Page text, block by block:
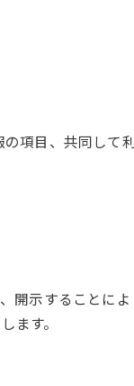
項目、共同して
開示することに
ます。